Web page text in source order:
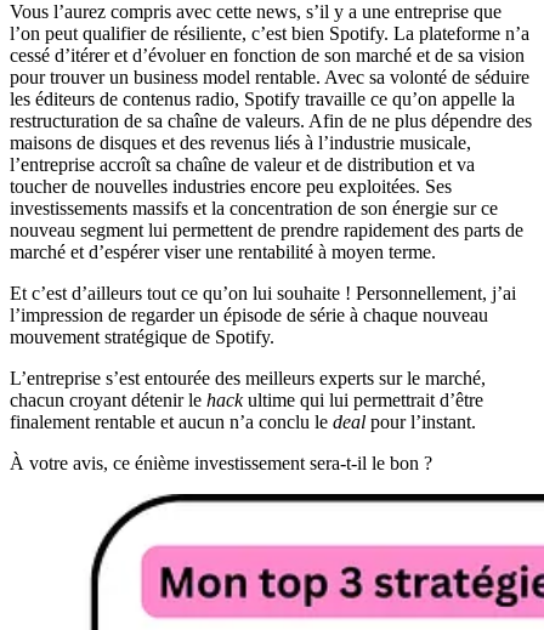
Vous l’aurez compris avec cette news, s’il y a une entreprise que
l’on peut qualifier de résiliente, c’est bien Spotify. La plateforme n’a
cessé d’itérer et d’évoluer en fonction de son marché et de sa vision
pour trouver un business model rentable. Avec sa volonté de séduire
les éditeurs de contenus radio, Spotify travaille ce qu’on appelle la
restructuration de sa chaîne de valeurs. Afin de ne plus dépendre des
maisons de disques et des revenus liés à l’industrie musicale,
l’entreprise accroît sa chaîne de valeur et de distribution et va
toucher de nouvelles industries encore peu exploitées. Ses
investissements massifs et la concentration de son énergie sur ce
nouveau segment lui permettent de prendre rapidement des parts de
marché et d’espérer viser une rentabilité à moyen terme.
Et c’est d’ailleurs tout ce qu’on lui souhaite ! Personnellement, j’ai
l’impression de regarder un épisode de série à chaque nouveau
mouvement stratégique de Spotify.
L’entreprise s’est entourée des meilleurs experts sur le marché,
chacun croyant détenir le hackultime qui lui permettrait d’être
finalement rentable et aucun n’a conclu le deal pour l’instant.
À votre avis, ce énième investissement sera-t-il le bon ?